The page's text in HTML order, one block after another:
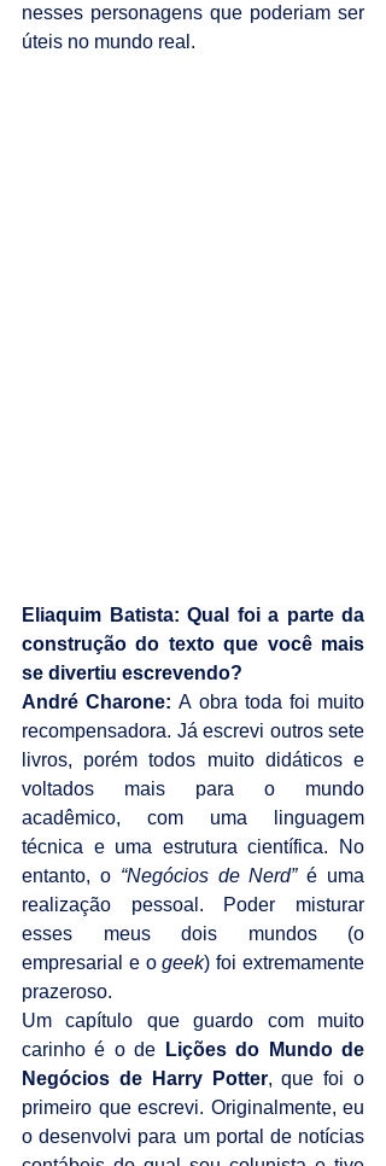
nesses personagens que poderiam ser
úteis no mundo real.
Eliaquim Batista: Qual foi a parte da
construção do texto que você mais
se divertiu escrevendo?
André Charone: A obra toda foi muito
recompensadora. Já escrevi outros sete
livros, porém todos muito didáticos e
voltados mais para o mundo
acadêmico, com uma linguagem
técnica e uma estrutura científica. No
entanto, o “Negócios de Nerd” é uma
realização pessoal. Poder misturar
esses meus dois mundos (o
empresarial e o geek) foi extremamente
prazeroso.
Um capítulo que guardo com muito
carinho é o de
Lições do Mundo de
Negócios de Harry Potter, que foi o
primeiro que escrevi. Originalmente, eu
o desenvolvi para um portal de notícias